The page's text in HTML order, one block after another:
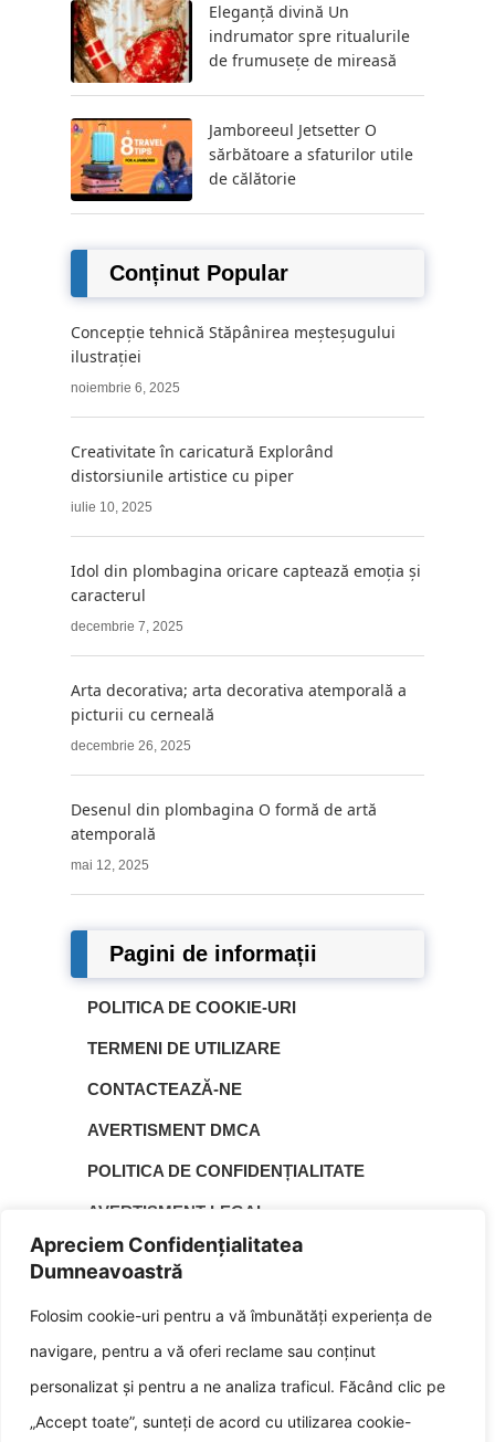
Apreciem Confidențialitatea
Dumneavoastră
Folosim cookie-uri pentru a vă îmbunătăți experiența de
navigare, pentru a vă oferi reclame sau conținut
personalizat și pentru a ne analiza traficul. Făcând clic pe
„Accept toate”, sunteți de acord cu utilizarea cookie-
Eleganță divină Un
indrumator spre ritualurile
de frumusețe de mireasă
Jamboreeul Jetsetter O
sărbătoare a sfaturilor utile
de călătorie
Conținut Popular
Concepție tehnică Stăpânirea meșteșugului
ilustrației
noiembrie 6, 2025
Creativitate în caricatură Explorând
distorsiunile artistice cu piper
iulie 10, 2025
Idol din plombagina oricare captează emoția și
caracterul
decembrie 7, 2025
Arta decorativa; arta decorativa atemporală a
picturii cu cerneală
decembrie 26, 2025
Desenul din plombagina O formă de artă
atemporală
mai 12, 2025
Pagini de informații
POLITICA DE COOKIE-URI
TERMENI DE UTILIZARE
CONTACTEAZĂ-NE
AVERTISMENT DMCA
POLITICA DE CONFIDENȚIALITATE
AVERTISMENT LEGAL
HARTA SITE-ULUI
kepov.com, un pasionat de tehnologie, cultură și dezvoltare
personală. Cu o experiență vastă în domeniul scrisului și al
cercetării, el a dorit să creeze un loc în care să